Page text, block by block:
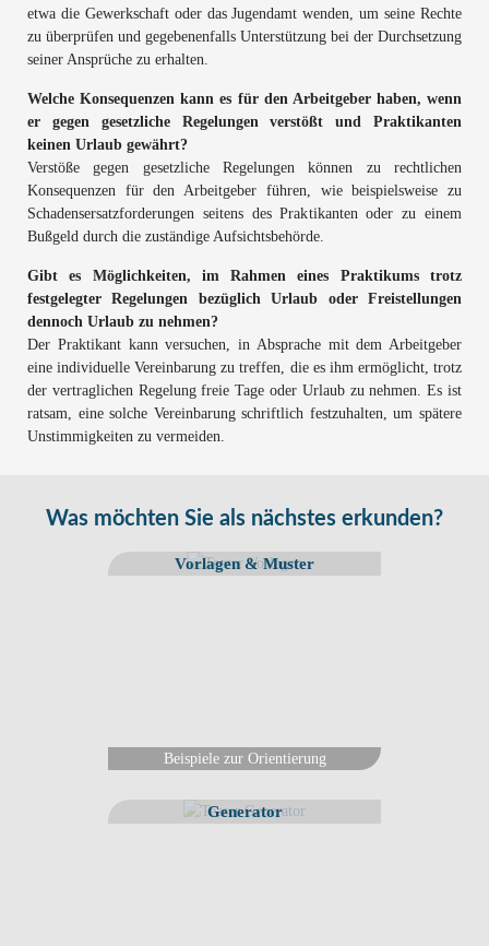
etwa die Gewerkschaft oder das Jugendamt wenden, um seine Rechte
zu überprüfen und gegebenenfalls Unterstützung bei der Durchsetzung
seiner Ansprüche zu erhalten.
Welche Konsequenzen kann es für den Arbeitgeber haben, wenn
er gegen gesetzliche Regelungen verstößt und Praktikanten
keinen Urlaub gewährt?
Verstöße gegen gesetzliche Regelungen können zu rechtlichen
Konsequenzen für den Arbeitgeber führen, wie beispielsweise zu
Schadensersatzforderungen seitens des Praktikanten oder zu einem
Bußgeld durch die zuständige Aufsichtsbehörde.
Gibt es Möglichkeiten, im Rahmen eines Praktikums trotz
festgelegter Regelungen bezüglich Urlaub oder Freistellungen
dennoch Urlaub zu nehmen?
Der Praktikant kann versuchen, in Absprache mit dem Arbeitgeber
eine individuelle Vereinbarung zu treffen, die es ihm ermöglicht, trotz
der vertraglichen Regelung freie Tage oder Urlaub zu nehmen. Es ist
ratsam, eine solche Vereinbarung schriftlich festzuhalten, um spätere
Unstimmigkeiten zu vermeiden.
Was möchten Sie als nächstes erkunden?
Vorlagen & Muster
Beispiele zur Orientierung
Generator